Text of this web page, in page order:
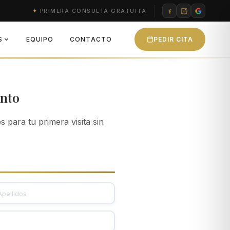
✦ PRIMERA CONSULTA GRATUITA
EQUIPO CONTACTO PEDIR CITA
para tu primera visita sin